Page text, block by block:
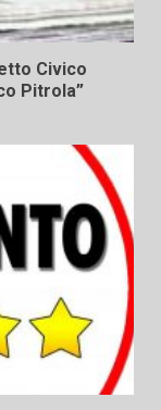
Civico
Pitrola”